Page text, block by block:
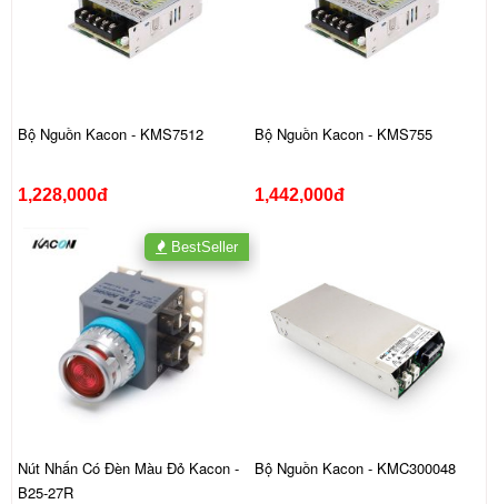
Bộ Nguồn Kacon - KMS7512
1,228,000đ
Bộ Nguồn Kacon - KMS755
1,442,000đ
Nút Nhấn Có Đèn Màu Đỏ Kacon -
B25-27R
BestSeller
Bộ Nguồn Kacon - KMC300048